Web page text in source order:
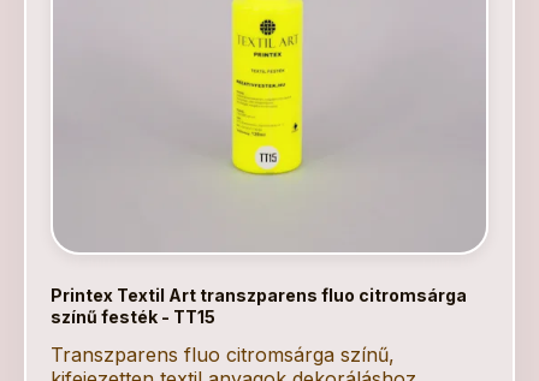
Printex Textil Art transzparens fluo citromsárga
színű festék - TT15
Transzparens fluo citromsárga színű,